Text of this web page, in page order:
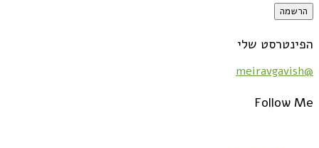
הפינטרסט שלי
@meiravgavish
Follow Me